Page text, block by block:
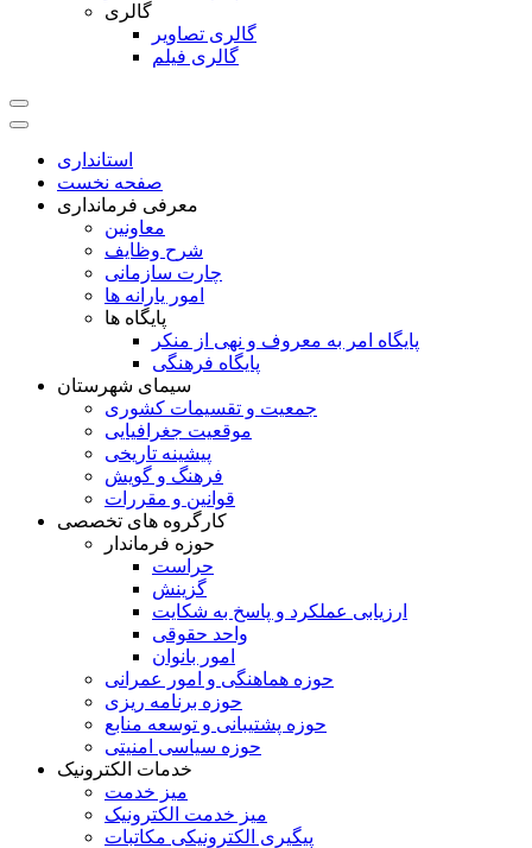
گالری
گالری تصاویر
گالری فیلم
استانداری
صفحه نخست
معرفی فرمانداری
معاونین
شرح وظایف
چارت سازمانی
امور یارانه ها
پایگاه ها
پایگاه امر به معروف و نهی از منکر
پایگاه فرهنگی
سیمای شهرستان
جمعیت و تقسیمات کشوری
موقعیت جغرافیایی
پیشینه تاریخی
فرهنگ و گویش
قوانین و مقررات
کارگروه های تخصصی
حوزه فرماندار
حراست
گزینش
ارزيابی عملکرد و پاسخ به شکايت
واحد حقوقی
امور بانوان
حوزه هماهنگی و امور عمرانی
حوزه برنامه ريزی
حوزه پشتيبانی و توسعه منابع
حوزه سیاسی امنیتی
خدمات الکترونیک
میز خدمت
میز خدمت الکترونیک
پیگیری الکترونیکی مکاتبات